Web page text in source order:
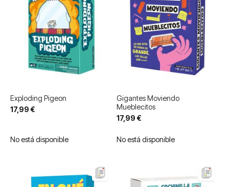
Exploding Pigeon
17,99 €
No está disponible
Gigantes Moviendo
Mueblecitos
17,99 €
No está disponible